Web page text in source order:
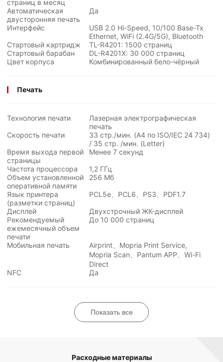
страниц в месяц
Автоматическая
двусторонняя печать
Да
Интерфейс
USB 2.0 Hi-Speed, 10/100 Base-Tx
Ethernet, WiFi (2.4G/5G), Bluetooth
Стартовый картридж
TL-R4201: 1500 страниц
Стартовый барабан
DL-R4201X: 30 000 страниц
Цвет корпуса
Комбинированный бело-чёрный
Печать
Технология печати
Лазерная электрографическая
печать
Скорость печати
33 стр./мин. (A4 по ISO/IEC 24 734)
/ 35 стр. /мин. (Letter)
Время выхода первой
страницы
Менее 7 секунд
Частота процессора
1,2 ГГц
Объем установленной
оперативной памяти
256 Мб
Язык принтера
(разметки страниц)
PCL5e、PCL6、PS3、PDF1.7
Дисплей
Двухстрочный ЖК-дисплей
Рекомендуемый
ежемесячный объем
печати
До 10 000 страниц
Мобильная печать
Airprint、Mopria Print Service,
Mopria Scan、Pantum APP、Wi-Fi
Direct
NFC
Да
Показать все
Расходные материалы